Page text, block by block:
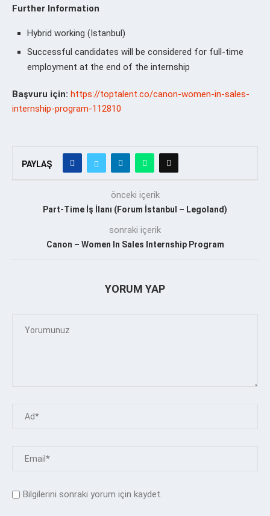
Further Information
Hybrid working (Istanbul)
Successful candidates will be considered for full-time
employment at the end of the internship
Başvuru için: https://toptalent.co/canon-women-in-sales-
internship-program-112810
PAYLAŞ
önceki içerik
Part-Time İş İlanı (Forum İstanbul – Legoland)
sonraki içerik
Canon – Women In Sales Internship Program
YORUM YAP
Bilgilerini sonraki yorum için kaydet.